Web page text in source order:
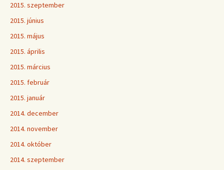
2015. szeptember
2015. június
2015. május
2015. április
2015. március
2015. február
2015. január
2014. december
2014. november
2014. október
2014. szeptember